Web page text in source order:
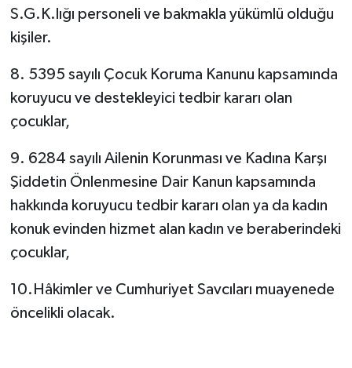
S.G.K.lığı personeli ve bakmakla yükümlü olduğu
kişiler.
8. 5395 sayılı Çocuk Koruma Kanunu kapsamında
koruyucu ve destekleyici tedbir kararı olan
çocuklar,
9. 6284 sayılı Ailenin Korunması ve Kadına Karşı
Şiddetin Önlenmesine Dair Kanun kapsamında
hakkında koruyucu tedbir kararı olan ya da kadın
konuk evinden hizmet alan kadın ve beraberindeki
çocuklar,
10.Hâkimler ve Cumhuriyet Savcıları muayenede
öncelikli olacak.